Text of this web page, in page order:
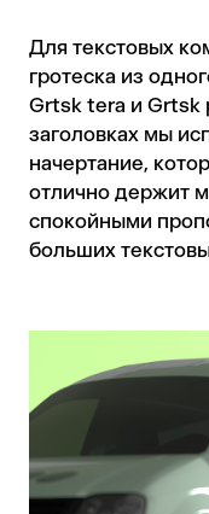
Для текстовых
гротеска из
Grtsk tera и Grtsk
заголовках мы
начертание,
отлично держит
спокойными
больших